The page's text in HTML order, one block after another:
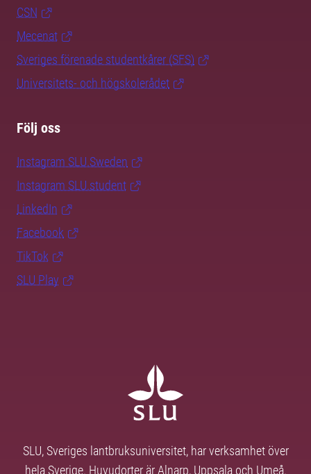
CSN
Mecenat
Sveriges förenade studentkårer (SFS)
Universitets- och högskolerådet
Följ oss
Instagram SLU.Sweden
Instagram SLU.student
LinkedIn
Facebook
TikTok
SLU Play
SLU, Sveriges lantbruksuniversitet, har verksamhet över
hela Sverige. Huvudorter är Alnarp, Uppsala och Umeå.